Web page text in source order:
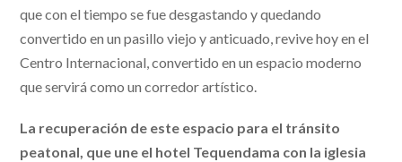
que con el tiempo se fue desgastando y quedando
convertido en un pasillo viejo y anticuado, revive hoy en el
Centro Internacional, convertido en un espacio moderno
que servirá como un corredor artístico.
La recuperación de este espacio para el tránsito
peatonal, que une el hotel Tequendama con la iglesia